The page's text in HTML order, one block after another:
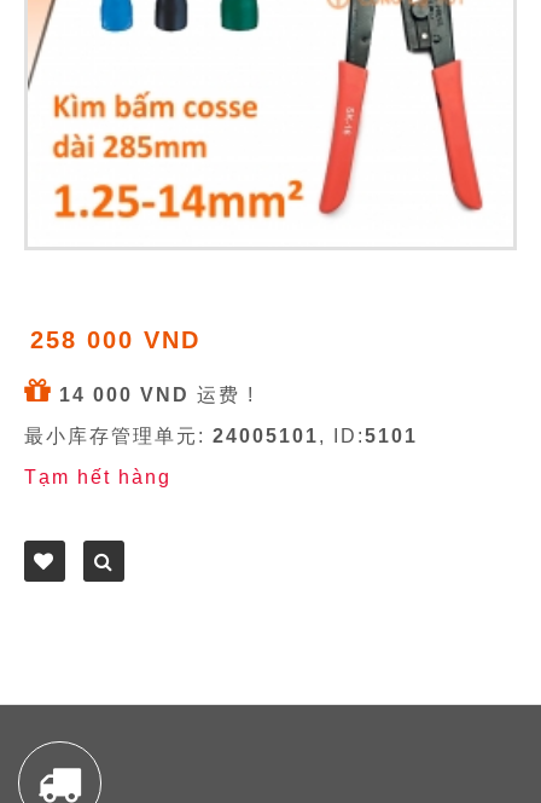
258 000 VND
14 000 VND 运费 !
最小库存管理单元: 24005101, ID:5101
Tạm hết hàng